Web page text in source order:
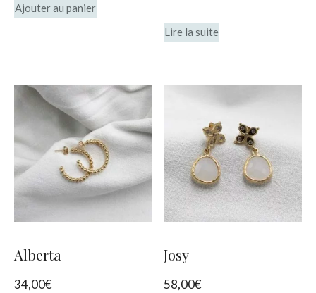
Ajouter au panier
Lire la suite
Alberta
34,00€
Josy
58,00€